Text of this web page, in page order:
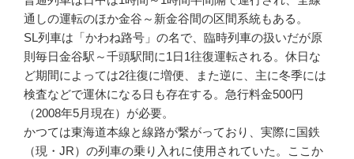
通しの運転のほか金谷～新金谷間の区間系統もある。
SL列車は「かわね路号」の名で、臨時列車の扱いだが原
則毎日金谷駅～千頭駅間に1日1往復運転される。休日な
ど期間によっては2往復に増便、また逆に、主に冬季には
検査などで運休になる日も存在する。急行料金500円
（2008年5月現在）が必要。
かつては東海道本線と線路が繋がっており、実際に国鉄
（現・JR）の列車の乗り入れに使用されていた。ここか